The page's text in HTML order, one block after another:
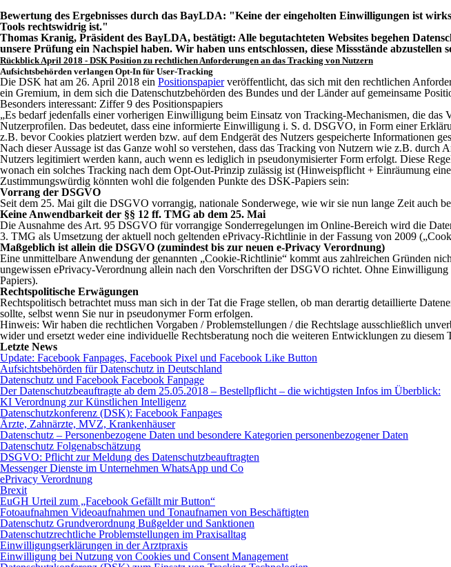
Bewertung des Ergebnisses durch das BayLDA: "Keine der eingeholten Einwilligungen ist
Tools rechtswidrig ist."
Thomas Kranig, Präsident des BayLDA, bestätigt: Alle begutachteten Websites begehen
unsere Prüfung ein Nachspiel haben. Wir haben uns entschlossen, diese Missstände abzustellen
Rückblick April 2018 - DSK Position zu rechtlichen Anforderungen an das Tracking von Nutzern
Aufsichtsbehörden verlangen Opt-In für User-Tracking
Die DSK hat am 26. April 2018 ein Positionspapierveröffentlicht, das sich mit den rechtlichen
ein Gremium, in dem sich die Datenschutzbehörden des Bundes und der Länder auf gemeinsame
Besonders interessant: Ziffer 9 des Positionspapiers
„Es bedarf jedenfalls einer vorherigen Einwilligung beim Einsatz von Tracking-Mechanismen, die
Nutzerprofilen. Das bedeutet, dass eine informierte Einwilligung i. S. d. DSGVO, in Form einer
z.B. bevor Cookies platziert werden bzw. auf dem Endgerät des Nutzers gespeicherte Informationen
Nach dieser Aussage ist das Ganze wohl so verstehen, dass das Tracking von Nutzern wie z.B.
Nutzers legitimiert werden kann, auch wenn es lediglich in pseudonymisierter Form erfolgt. Diese
wonach ein solches Tracking nach dem Opt-Out-Prinzip zulässig ist (Hinweispflicht + Einräumung
Zustimmungswürdig könnten wohl die folgenden Punkte des DSK-Papiers sein:
Vorrang der DSGVO
Seit dem 25. Mai gilt die DSGVO vorrangig, nationale Sonderwege, wie wir sie nun lange Zeit auch
Keine Anwendbarkeit der §§ 12 ff. TMG ab dem 25. Mai
Die Ausnahme des Art. 95 DSGVO für vorrangige Sonderregelungen im Online-Bereich wird die
3. TMG als Umsetzung der aktuell noch geltenden ePrivacy-Richtlinie in der Fassung von 2009
Maßgeblich ist allein die DSGVO (zumindest bis zur neuen e-Privacy Verordnung)
Eine unmittelbare Anwendung der genannten „Cookie-Richtlinie“ kommt aus zahlreichen Gründen
ungewissen ePrivacy-Verordnung allein nach den Vorschriften der DSGVO richtet. Ohne
Papiers).
Rechtspolitische Erwägungen
Rechtspolitisch betrachtet muss man sich in der Tat die Frage stellen, ob man derartig detaillierte
sollte, selbst wenn Sie nur in pseudonymer Form erfolgen.
Hinweis: Wir haben die rechtlichen Vorgaben / Problemstellungen / die Rechtslage ausschließlich
wider und ersetzt weder eine individuelle Rechtsberatung noch die weiteren Entwicklungen zu diesem
Letzte News
Update: Facebook Fanpages, Facebook Pixel und Facebook Like Button
Aufsichtsbehörden für Datenschutz in Deutschland
Datenschutz und Facebook Facebook Fanpage
Der Datenschutzbeauftragte ab dem 25.05.2018 – Bestellpflicht – die wichtigsten Infos im Überblick:
KI Verordnung zur Künstlichen Intelligenz
Datenschutzkonferenz (DSK): Facebook Fanpages
Ärzte, Zahnärzte, MVZ, Krankenhäuser
Datenschutz – Personenbezogene Daten und besondere Kategorien personenbezogener Daten
Datenschutz Folgenabschätzung
DSGVO: Pflicht zur Meldung des Datenschutzbeauftragten
Messenger Dienste im Unternehmen WhatsApp und Co
ePrivacy Verordnung
Brexit
EuGH Urteil zum „Facebook Gefällt mir Button“
Fotoaufnahmen Videoaufnahmen und Tonaufnamen von Beschäftigten
Datenschutz Grundverordnung Bußgelder und Sanktionen
Datenschutzrechtliche Problemstellungen im Praxisalltag
Einwilligungserklärungen in der Arztpraxis
Einwilligung bei Nutzung von Cookies und Consent Management